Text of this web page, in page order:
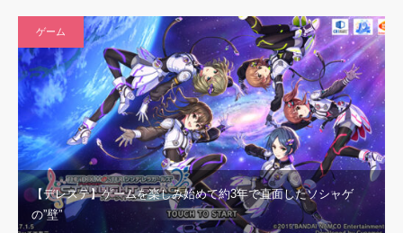
ゲーム
【デレステ】ゲームを楽しみ始めて約3年で直面したソシャゲ
の”壁”